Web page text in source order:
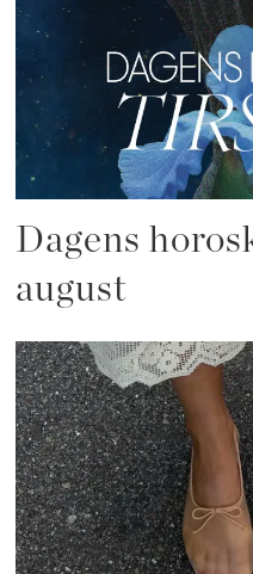
Dagens
august